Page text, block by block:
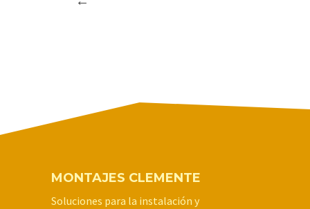
MONTAJES CLEMENTE
Soluciones para la instalación y